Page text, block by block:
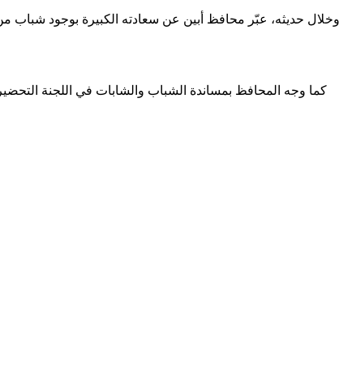
وخلال حديثه، عبّر محافظ أبين عن سعادته الكبيرة بوجود شباب
كما وجه المحافظ بمساندة الشباب والشابات في اللجنة